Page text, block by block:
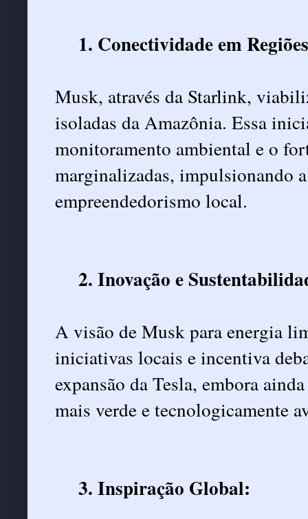
1. Conectividade em
Musk, através da Starlink,
isoladas da Amazônia. Essa
monitoramento ambiental e o
marginalizadas, impulsionando
empreendedorismo local.
2. Inovação e
A visão de Musk para energia
iniciativas locais e incentiva
expansão da Tesla, embora
mais verde e tecnologicamente
3. Inspiração Global: